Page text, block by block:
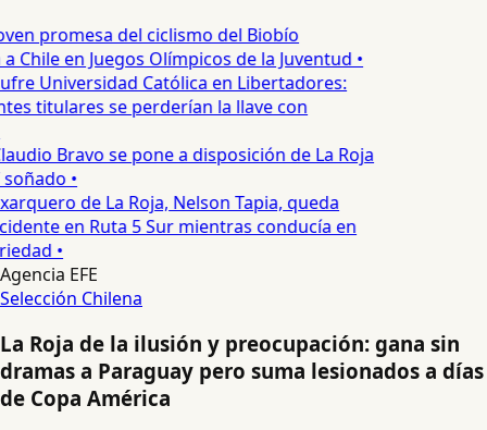
promesa del ciclismo del Biobío
Chile en Juegos Olímpicos de la Juventud •
Universidad Católica en Libertadores:
titulares se perderían la llave con
Bravo se pone a disposición de La Roja
•
de La Roja, Nelson Tapia, queda
en Ruta 5 Sur mientras conducía en
•
Agencia EFE
Selección Chilena
La Roja de la ilusión y preocupación: gana sin
dramas a Paraguay pero suma lesionados a días
de Copa América